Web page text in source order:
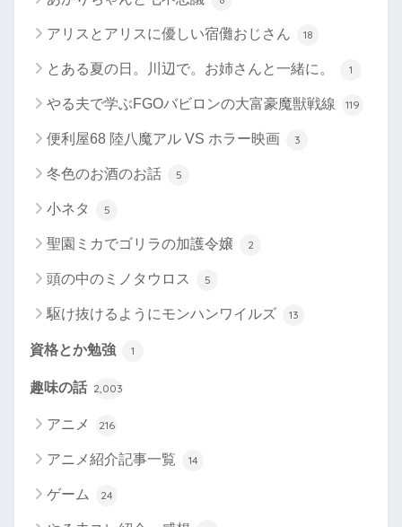
アリスとアリスに優しい宿儺おじさん 18
とある夏の日。川辺で。お姉さんと一緒に。 1
やる夫で学ぶFGOバビロンの大富豪魔獣戦線 119
便利屋68 陸八魔アル VS ホラー映画 3
冬色のお酒のお話 5
小ネタ 5
聖園ミカでゴリラの加護令嬢 2
頭の中のミノタウロス 5
駆け抜けるようにモンハンワイルズ 13
資格とか勉強 1
趣味の話 2,003
アニメ 216
アニメ紹介記事一覧 14
ゲーム 24